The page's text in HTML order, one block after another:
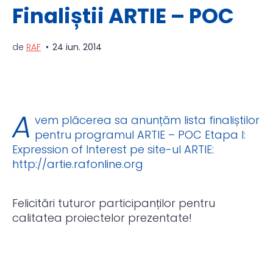
Finaliștii ARTIE – POC
de RAF 24 iun. 2014
A vem plăcerea sa anunțăm lista finaliștilor
pentru programul ARTIE – POC Etapa I:
Expression of Interest pe site-ul ARTIE:
http://artie.rafonline.org
Felicitări tuturor participanților pentru
calitatea proiectelor prezentate!